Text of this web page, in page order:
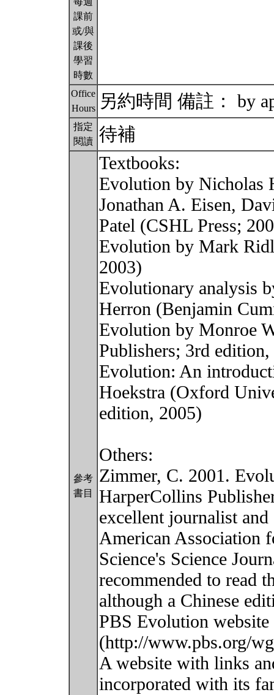
課前
或/與
課後
學習
時數
Office
Hours
另約時間 備註： by
指定
閱讀 待補
參考
書目
Textbooks:
Evolution by Nicholas
Jonathan A. Eisen,
Patel (CSHL Press;
Evolution by Mark
2003)
Evolutionary analysis
Herron (Benjamin
Evolution by Monroe
Publishers; 3rd
Evolution: An
Hoekstra (Oxford
edition, 2005)
Others:
Zimmer, C. 2001.
HarperCollins
excellent journalist
American Association
Science's Science
recommended to read
although a Chinese
PBS Evolution website
(http://www.pbs.org/
A website with links
incorporated with its